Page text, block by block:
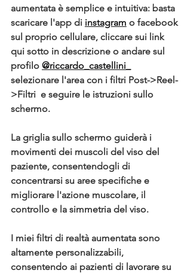
aumentata è semplice e intuitiva: basta
scaricare l'app di instagram o facebook
sul proprio cellulare, cliccare sui link
qui sotto in descrizione o andare sul
profilo @riccardo_castellini_
selezionare l'area con i filtri Post->Reel-
>Filtri  e seguire le istruzioni sullo
schermo.
La griglia sullo schermo guiderà i
movimenti dei muscoli del viso del
paziente, consentendogli di
concentrarsi su aree specifiche e
migliorare l'azione muscolare, il
controllo e la simmetria del viso.
I miei filtri di realtà aumentata sono
altamente personalizzabili,
consentendo ai pazienti di lavorare su